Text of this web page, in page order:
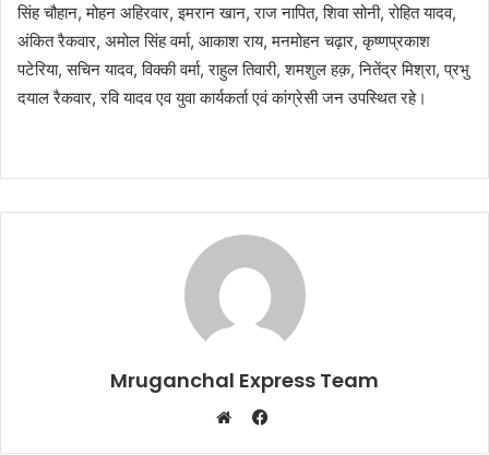
सिंह चौहान, मोहन अहिरवार, इमरान खान, राज नापित, शिवा सोनी, रोहित यादव,
अंकित रैकवार, अमोल सिंह वर्मा, आकाश राय, मनमोहन चढ़ार, कृष्णप्रकाश
पटेरिया, सचिन यादव, विक्की वर्मा, राहुल तिवारी, शमशुल हक़, नितेंद्र मिश्रा, प्रभु
दयाल रैकवार, रवि यादव एव युवा कार्यकर्ता एवं कांग्रेसी जन उपस्थित रहे।
Mruganchal Express Team
Facebook